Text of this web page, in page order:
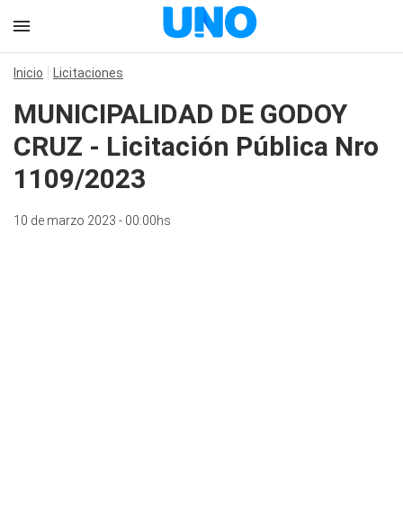
Inicio Licitaciones
MUNICIPALIDAD DE GODOY
CRUZ - Licitación Pública Nro
1109/2023
10 de marzo 2023 - 00:00hs